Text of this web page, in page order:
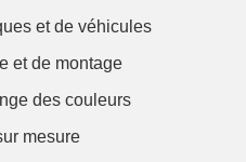
et de véhicules
et de montage
des couleurs
mesure